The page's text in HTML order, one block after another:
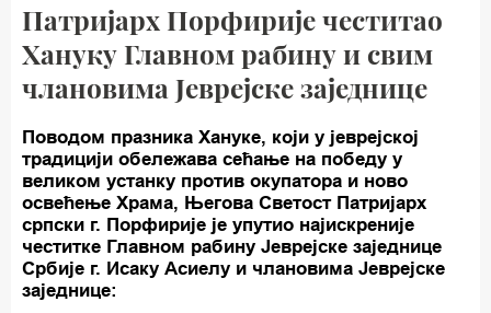
Патријарх Порфирије честитао
Хануку Главном рабину и свим
члановима Јеврејске заједнице
Поводом празника Хануке, који у јеврејској
традицији обележава сећање на победу у
великом устанку против окупатора и ново
освећење Храма, Његова Светост Патријарх
српски г. Порфирије је упутио најискреније
честитке Главном рабину Јеврејске заједнице
Србије г. Исаку Асиелу и члановима Јеврејске
заједнице: